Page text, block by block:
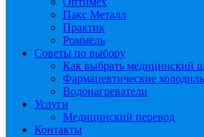
Пакс Металл
Практик
Роммель
Советы по выбору
Как выбрать медицинский
Фармацевтические
Водонагреватели
Услуги
Медицинский перевод
Контакты